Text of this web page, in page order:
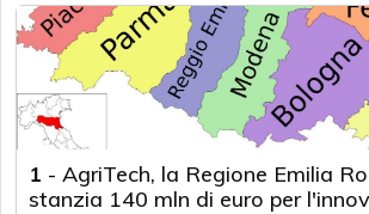
1 - AgriTech, la Regione Emilia
stanzia 140 mln di euro per